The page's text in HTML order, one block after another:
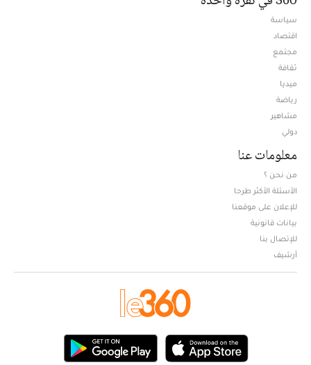
سياسة
اقتصاد
مجتمع
ثقافة
ميديا
رياضة
مشاهير
دولي
معلومات عنا
من نحن ؟
الأسئلة الأكثر طرحا
للإعلان على موقعنا
بيانات قانونية
للإتصال بنا
أرشيف